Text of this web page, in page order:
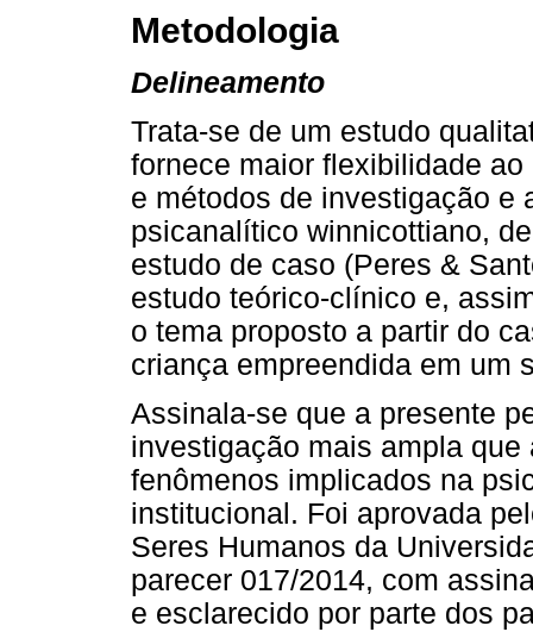
Metodologia
Delineamento
Trata-se de um estudo
fornece maior flexibilidade
e métodos de investigação e
psicanalítico winnicottiano,
estudo de caso (Peres &
estudo teórico-clínico e,
o tema proposto a partir do
criança empreendida em um
Assinala-se que a presente
investigação mais ampla
fenômenos implicados na
institucional. Foi aprovada
Seres Humanos da
parecer 017/2014, com
e esclarecido por parte dos